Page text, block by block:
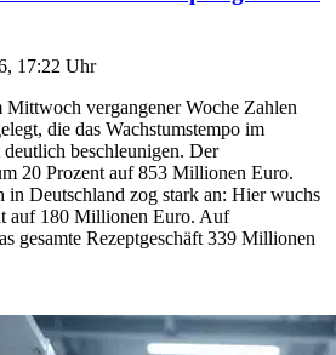
17:22 Uhr
Mittwoch vergangener Woche Zahlen
die das Wachstumstempo im
deutlich beschleunigen. Der
20 Prozent auf 853 Millionen Euro.
in Deutschland zog stark an: Hier wuchs
auf 180 Millionen Euro. Auf
gesamte Rezeptgeschäft 339 Millionen